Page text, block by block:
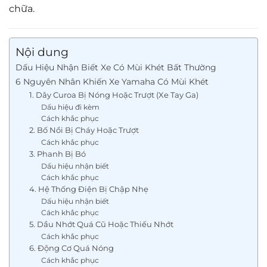
chữa.
Nội dung
Dấu Hiệu Nhận Biết Xe Có Mùi Khét Bất Thường
6 Nguyên Nhân Khiến Xe Yamaha Có Mùi Khét
1. Dây Curoa Bị Nóng Hoặc Trượt (Xe Tay Ga)
Dấu hiệu đi kèm
Cách khắc phục
2. Bố Nồi Bị Cháy Hoặc Trượt
Cách khắc phục
3. Phanh Bị Bó
Dấu hiệu nhận biết
Cách khắc phục
4. Hệ Thống Điện Bị Chập Nhẹ
Dấu hiệu nhận biết
Cách khắc phục
5. Dầu Nhớt Quá Cũ Hoặc Thiếu Nhớt
Cách khắc phục
6. Động Cơ Quá Nóng
Cách khắc phục